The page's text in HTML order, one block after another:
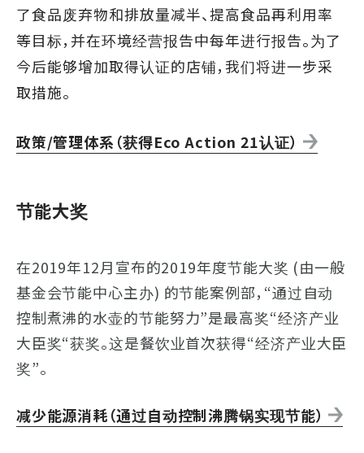
了食品废弃物和排放量减半、提高食品再利用率
等目标，并在环境经营报告中每年进行报告。为了
今后能够增加取得认证的店铺，我们将进一步采
取措施。
政策/管理体系（获得Eco Action 21认证）
节能大奖
在2019年12月宣布的2019年度节能大奖 (由一般
基金会节能中心主办) 的节能案例部，“通过自动
控制煮沸的水壶的节能努力”是最高奖“经济产业
大臣奖“获奖。这是餐饮业首次获得“经济产业大臣
奖”。
减少能源消耗（通过自动控制沸腾锅实现节能）